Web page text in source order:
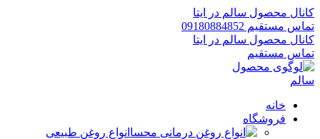
کانال محصول سالم در ایتا
تماس مستقیم 09180884852
کانال محصول سالم در ایتا
تماس مستقیم
خانه
فروشگاه
انواع روغن طبیعی